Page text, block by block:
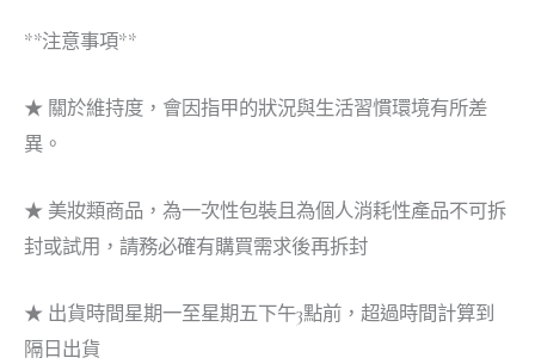
**注意事項**
★ 關於維持度，會因指甲的狀況與生活習慣環境有所差
異。
★ 美妝類商品，為一次性包裝且為個人消耗性產品不可拆
封或試用，請務必確有購買需求後再拆封
★ 出貨時間星期一至星期五下午3點前，超過時間計算到
隔日出貨